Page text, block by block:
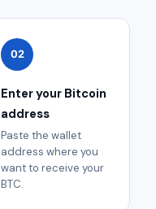
02
Enter your Bitcoin
address
Paste the wallet
address where you
want to receive your
BTC.